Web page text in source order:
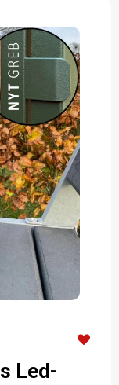
Led-